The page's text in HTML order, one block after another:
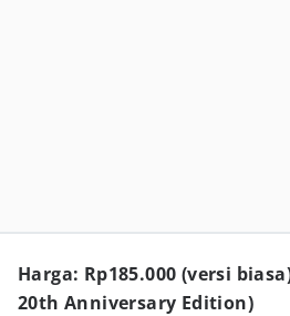
Harga: Rp185.000 (versi
20th Anniversary Edition)